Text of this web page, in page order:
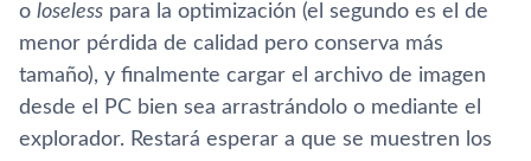
o loseless para la optimización (el segundo es el de
menor pérdida de calidad pero conserva más
tamaño), y finalmente cargar el archivo de imagen
desde el PC bien sea arrastrándolo o mediante el
explorador. Restará esperar a que se muestren los